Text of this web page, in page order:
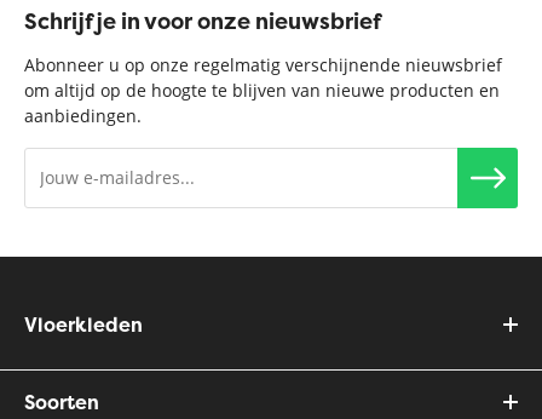
Schrijf je in voor onze nieuwsbrief
Abonneer u op onze regelmatig verschijnende nieuwsbrief
om altijd op de hoogte te blijven van nieuwe producten en
aanbiedingen.
Vloerkleden
Soorten